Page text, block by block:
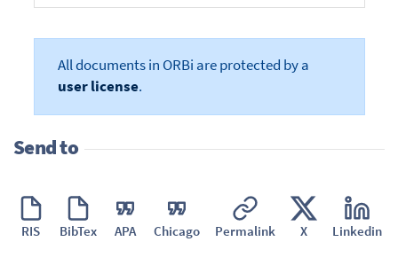
All documents in ORBi are protected by a
user license.
Send to
RIS BibTex APA Chicago Permalink X Linkedin